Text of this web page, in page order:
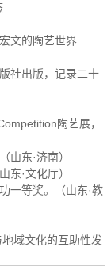
文的陶艺世界
社出版，记录二十
陶艺展，
山东·济南）
东·文化厅）
一等奖。（山东·教
域文化的互助性发